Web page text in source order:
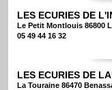
LES ECURIES DE
Le Petit Montlouis 86800
05 49 44 16 32
LES ECURIES DE
La Touraine 86470